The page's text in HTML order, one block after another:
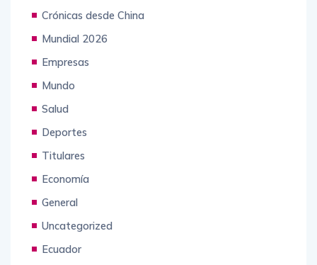
Crónicas desde China
Mundial 2026
Empresas
Mundo
Salud
Deportes
Titulares
Economía
General
Uncategorized
Ecuador